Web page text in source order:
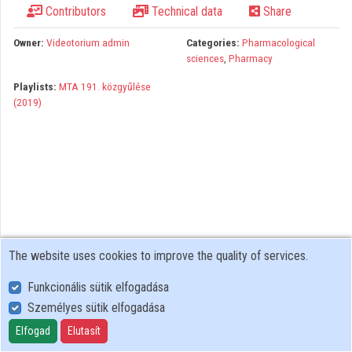
Organizations
Contributors
Contributors Technical data Share
Owner: Videotorium admin Categories: Pharmacological
sciences, Pharmacy
Playlists: MTA 191. közgyűlése
(2019)
User Policy
Adatkezelési tájékoztató (en)
Cookie Policy
The website uses cookies to improve the quality of services.
Funkcionális sütik elfogadása
Személyes sütik elfogadása
Elfogad Elutasít